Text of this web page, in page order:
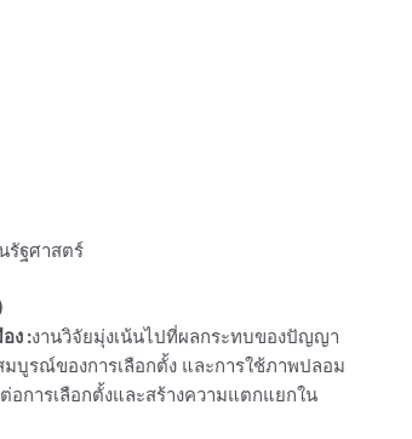
รัฐศาสตร์
ง :งานวิจัยมุ่งเน้นไปที่ผลกระทบของปัญญา
บูรณ์ของการเลือกตั้ง และการใช้ภาพปลอม
อการเลือกตั้งและสร้างความแตกแยกใน